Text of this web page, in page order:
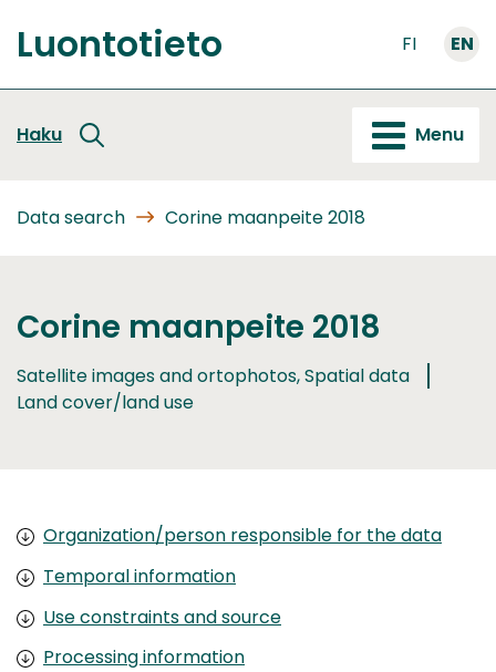
to
content
Front
Luontotieto FI EN
Haku Menu
Data search Corine maanpeite 2018
Corine maanpeite 2018
Satellite images and ortophotos, Spatial data
Land cover/land use
Organization/person responsible for the data
Temporal information
Use constraints and source
Processing information